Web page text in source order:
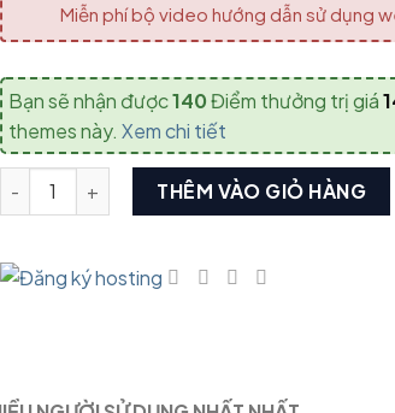
Miễn phí bộ video hướng dẫn sử dụng
Bạn sẽ nhận được140Điểm thưởng trị giá
themes này. Xem chi tiết
Landing Page đồ gia dụng 02 số lượng
THÊM VÀO GIỎ HÀNG